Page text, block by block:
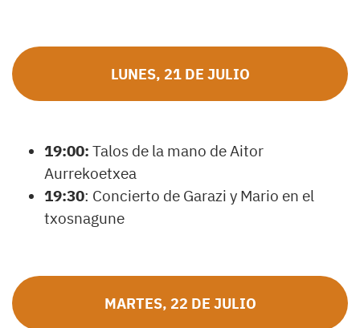
LUNES, 21 DE JULIO
19:00: Talos de la mano de Aitor
Aurrekoetxea
19:30: Concierto de Garazi y Mario en el
txosnagune
MARTES, 22 DE JULIO